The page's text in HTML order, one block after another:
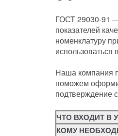
ГОСТ 29030-91 —
показателей
номенклатуру
использоваться
Наша компания
поможем
подтверждение
ЧТО ВХОДИТ В
Консультация
КОМУ